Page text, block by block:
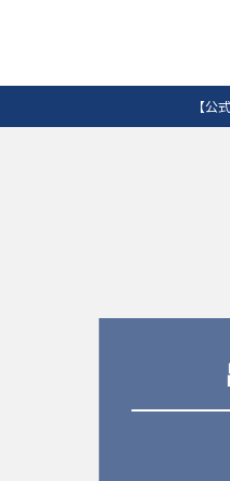
【公